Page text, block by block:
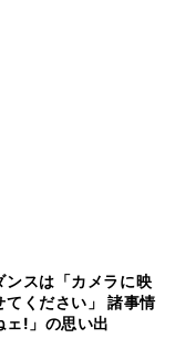
ンスは「カメラに映
てください」 諸事情
ェ!」の思い出